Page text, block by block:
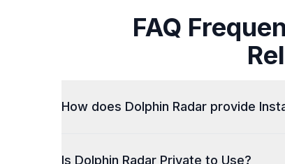
FAQ
How does Dolphin Radar provide
night likes or new follows. This gives
Is Dolphin Radar Private to Use?